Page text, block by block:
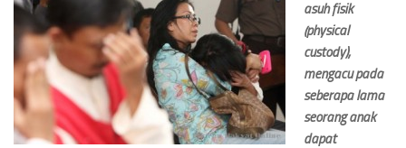
asuh fisik
(physical
custody),
mengacu pada
seberapa lama
seorang anak
dapat